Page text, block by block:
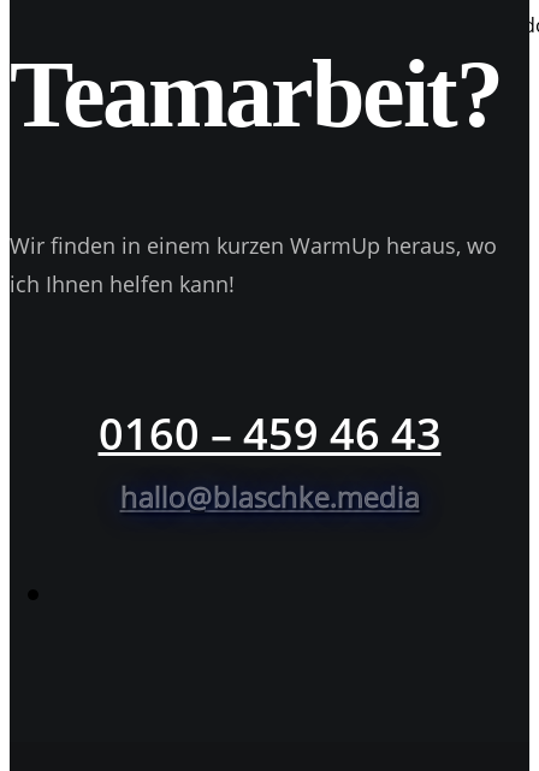
Ende 2016 stellte Murat Aslan, Fotograf aus Berlin (u.a.
Teamarbeit?
Wir finden in einem kurzen WarmUp heraus, wo
ich Ihnen helfen kann!
0160 – 459 46 43
hallo@blaschke.media